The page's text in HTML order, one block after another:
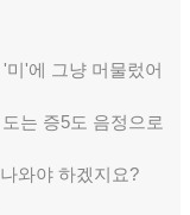
'에 그냥 머물렀어
는 증5도 음정으로
와야 하겠지요?